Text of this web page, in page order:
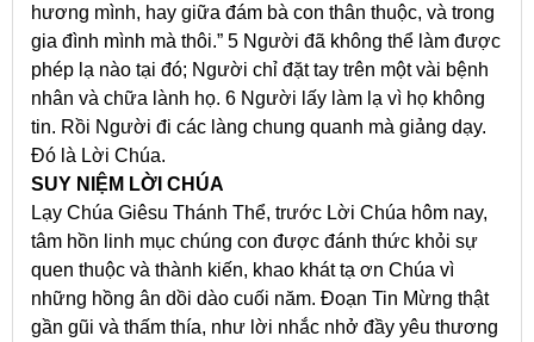
hương mình, hay giữa đám bà con thân thuộc, và trong
gia đình mình mà thôi.” 5 Người đã không thể làm được
phép lạ nào tại đó; Người chỉ đặt tay trên một vài bệnh
nhân và chữa lành họ. 6 Người lấy làm lạ vì họ không
tin. Rồi Người đi các làng chung quanh mà giảng dạy.
Đó là Lời Chúa.
SUY NIỆM LỜI CHÚA
Lạy Chúa Giêsu Thánh Thể, trước Lời Chúa hôm nay,
tâm hồn linh mục chúng con được đánh thức khỏi sự
quen thuộc và thành kiến, khao khát tạ ơn Chúa vì
những hồng ân dồi dào cuối năm. Đoạn Tin Mừng thật
gần gũi và thấm thía, như lời nhắc nhở đầy yêu thương